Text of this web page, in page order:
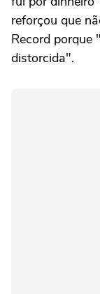
reforçou que
Record porque
distorcida".